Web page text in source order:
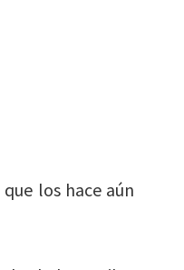
los hace aún